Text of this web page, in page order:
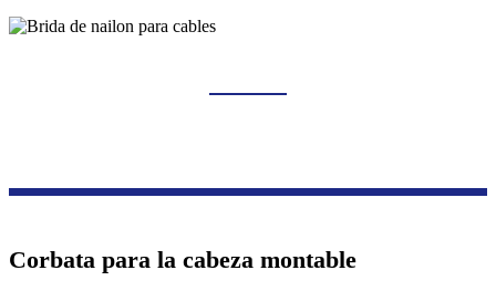
Corbata para la cabeza montable